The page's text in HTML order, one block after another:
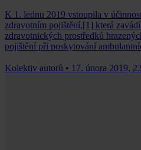
K 1. lednu 2019 vstoupila v
zdravotním pojištění,[1] která
zdravotnických prostředků
pojištění při poskytování
Kolektiv autorů • 17. února 2019,